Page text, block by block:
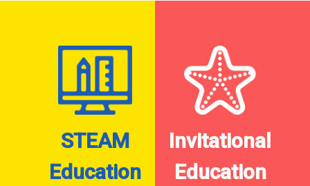
STEAM
Education
Invitational
Education